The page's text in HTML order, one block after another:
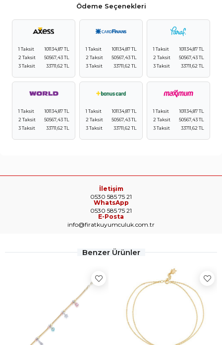
Ödeme Seçenekleri
1 Taksit
101134,87 TL
2 Taksit
50567,43 TL
3 Taksit
33711,62 TL
1 Taksit
101134,87 TL
2 Taksit
50567,43 TL
3 Taksit
33711,62 TL
1 Taksit
101134,87 TL
2 Taksit
50567,43 TL
3 Taksit
33711,62 TL
1 Taksit
101134,87 TL
2 Taksit
50567,43 TL
3 Taksit
33711,62 TL
1 Taksit
101134,87 TL
2 Taksit
50567,43 TL
3 Taksit
33711,62 TL
1 Taksit
101134,87 TL
2 Taksit
50567,43 TL
3 Taksit
33711,62 TL
İletişim
0530 585 75 21
WhatsApp
0530 585 75 21
E-Posta
info@firatkuyumculuk.com.tr
Benzer Ürünler